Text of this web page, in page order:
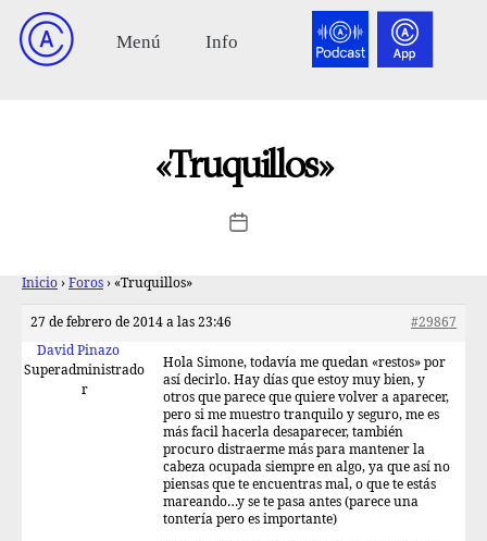
«Truquillos»
Inicio › Foros › «Truquillos»
27 de febrero de 2014 a las 23:46
#29867
David Pinazo
Superadministrado
r
Hola Simone, todavía me quedan «restos» por
así decirlo. Hay días que estoy muy bien, y
otros que parece que quiere volver a aparecer,
pero si me muestro tranquilo y seguro, me es
más facil hacerla desaparecer, también
procuro distraerme más para mantener la
cabeza ocupada siempre en algo, ya que así no
piensas que te encuentras mal, o que te estás
mareando…y se te pasa antes (parece una
tontería pero es importante)